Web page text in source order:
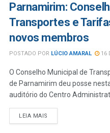
Parnamirim:
Transportes e
novos membros
POSTADO POR LÚCIO AMARAL 16
O Conselho Municipal de
de Parnamirim deu posse
auditório do Centro
LEIA MAIS